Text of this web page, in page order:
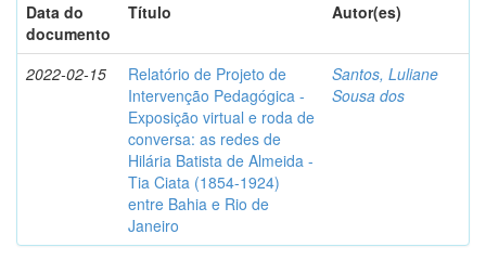
Data do
documento
Título Autor(es)
2022-02-15
Relatório de Projeto de
Intervenção Pedagógica -
Exposição virtual e roda de
conversa: as redes de
Hilária Batista de Almeida -
Tia Ciata (1854-1924)
entre Bahia e Rio de
Janeiro
Santos, Luliane
Sousa dos